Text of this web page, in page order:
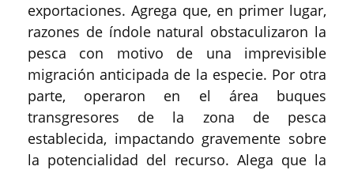
exportaciones. Agrega que, en primer lugar,
razones de índole natural obstaculizaron la
pesca con motivo de una imprevisible
migración anticipada de la especie. Por otra
parte, operaron en el área buques
transgresores de la zona de pesca
establecida, impactando gravemente sobre
la potencialidad del recurso. Alega que la